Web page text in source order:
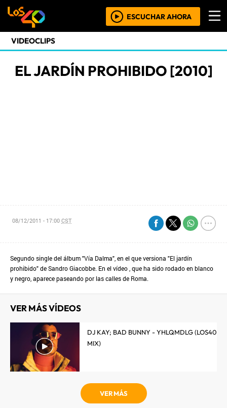
ESCUCHAR AHORA
VIDEOCLIPS
EL JARDÍN PROHIBIDO [2010]
08/12/2011 - 17:00CST
Segundo single del álbum "Vía Dalma", en el que versiona "El jardín
prohibido" de Sandro Giacobbe. En el vídeo , que ha sido rodado en blanco
y negro, aparece paseando por las calles de Roma.
VER MÁS VÍDEOS
DJ KAY; BAD BUNNY - YHLQMDLG (LOS40
MIX)
VER MÁS